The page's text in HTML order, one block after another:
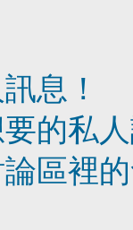
息！
的私
區裡